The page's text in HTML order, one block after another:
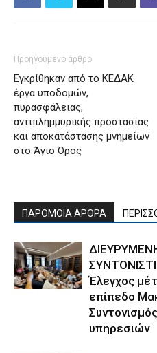
Προηγούμενο άρθρο
Εγκρίθηκαν από το ΚΕΔΑΚ
έργα υποδομών,
πυρασφάλειας,
αντιπλημμυρικής προστασίας
και αποκατάστασης μνημείων
στο Άγιο Όρος
ΠΑΡΟΜΟΙΑ ΑΡΘΡΑ
Έλεγχος
επίπεδο
υπηρεσιών